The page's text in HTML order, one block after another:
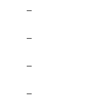
—
—
—
—